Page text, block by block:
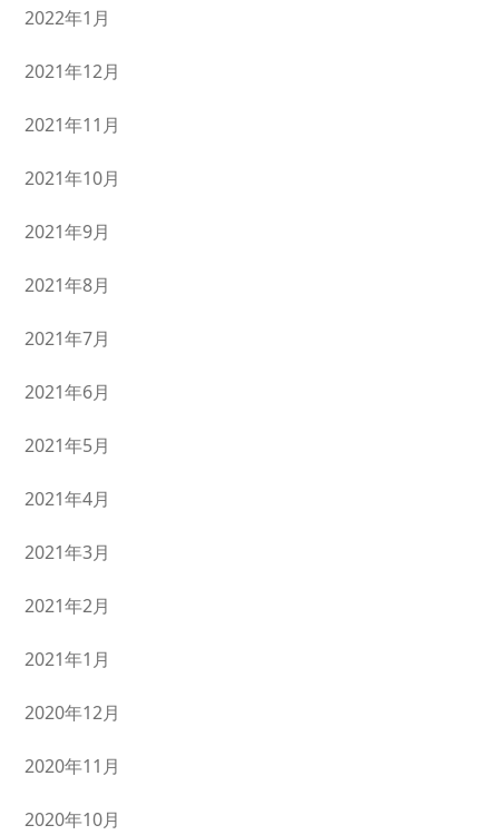
2022年1月
2021年12月
2021年11月
2021年10月
2021年9月
2021年8月
2021年7月
2021年6月
2021年5月
2021年4月
2021年3月
2021年2月
2021年1月
2020年12月
2020年11月
2020年10月